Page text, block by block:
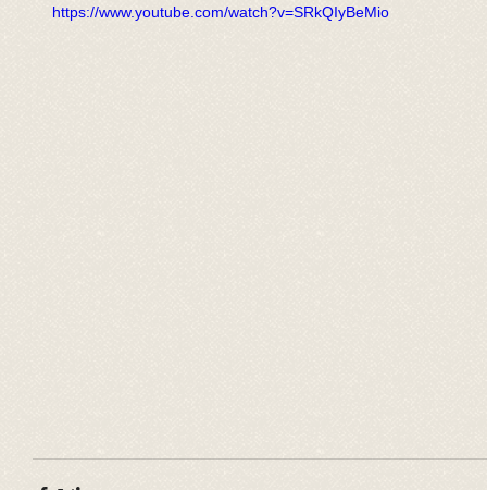
https://www.youtube.com/watch?v=SRkQIyBeMio